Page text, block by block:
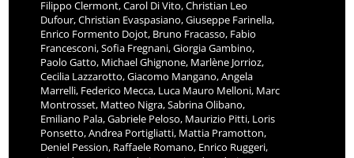
Filippo Clermont, Carol Di Vito, Christian Leo
Dufour, Christian Evaspasiano, Giuseppe Farinella,
Enrico Formento Dojot, Bruno Fracasso, Fabio
Francesconi, Sofia Fregnani, Giorgia Gambino,
Paolo Gatto, Michael Ghignone, Marlène Jorrioz,
Cecilia Lazzarotto, Giacomo Mangano, Angela
Marrelli, Federico Mecca, Luca Mauro Melloni, Marc
Montrosset, Matteo Nigra, Sabrina Olibano,
Emiliano Pala, Gabriele Peloso, Maurizio Pitti, Loris
Ponsetto, Andrea Portigliatti, Mattia Pramotton,
Deniel Pession, Raffaele Romano, Enrico Ruggeri,